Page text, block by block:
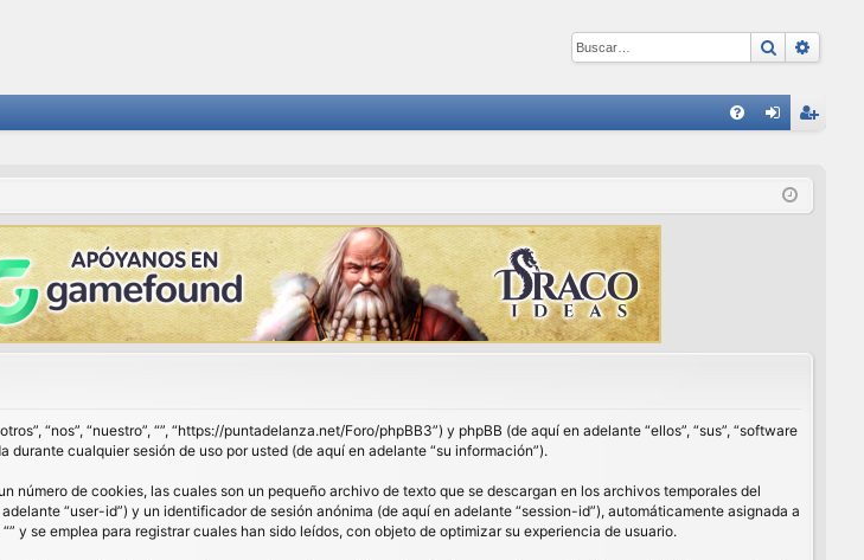
Buscar
ist
“nos”, “nuestro”, “”, “https://puntadelanza.net/Foro/phpBB3”) y phpBB (de aquí en adelante “ellos”, “sus”, “software
durante cualquier sesión de uso por usted (de aquí en adelante “su información”).
número de cookies, las cuales son un pequeño archivo de texto que se descargan en los archivos temporales del
“user-id”) y un identificador de sesión anónima (de aquí en adelante “session-id”), automáticamente asignada a
y se emplea para registrar cuales han sido leídos, con objeto de optimizar su experiencia de usuario.